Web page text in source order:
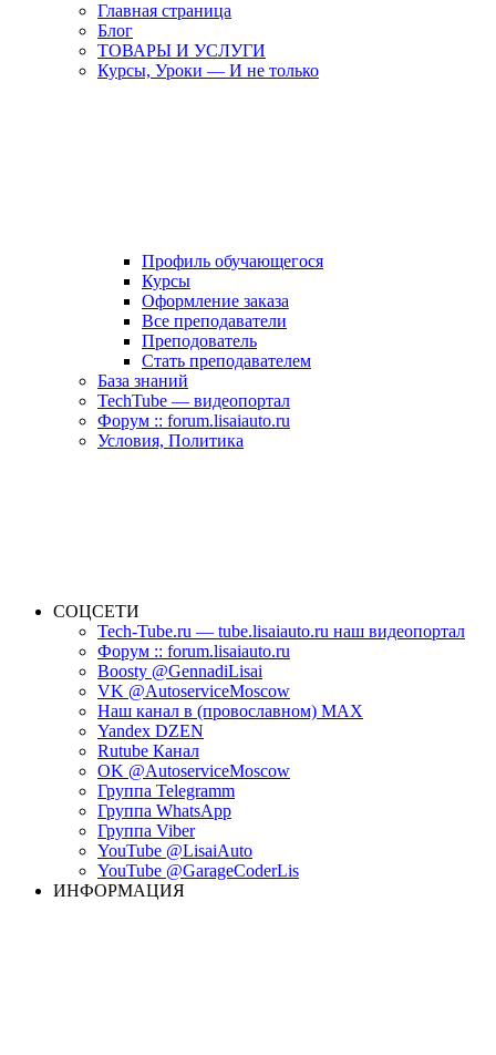
Главная страница
Блог
ТОВАРЫ И УСЛУГИ
Курсы, Уроки — И не только
Профиль обучающегося
Курсы
Оформление заказа
Все преподаватели
Преподователь
Стать преподавателем
База знаний
TechTube — видеопортал
Форум :: forum.lisaiauto.ru
Условия, Политика
СОЦСЕТИ
Tech-Tube.ru — tube.lisaiauto.ru наш видеопортал
Форум :: forum.lisaiauto.ru
Boosty @GennadiLisai
VK @AutoserviceMoscow
Наш канал в (провославном) MAX
Yandex DZEN
Rutube Канал
OK @AutoserviceMoscow
Группа Telegramm
Группа WhatsApp
Группа Viber
YouTube @LisaiAuto
YouTube @GarageCoderLis
ИНФОРМАЦИЯ